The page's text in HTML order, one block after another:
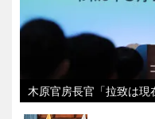
木原官房長官「拉致は現